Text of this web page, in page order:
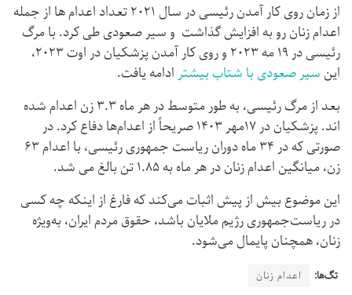
از زمان روی کار آمدن رئیسی در سال ۲۰۲۱ تعداد اعدام ها از جمله
اعدام زنان رو به افزایش گذاشت و سیر صعودی طی کرد. با مرگ
رئيسی در ۱۹ مه ۲۰۲۳ و روی کار آمدن پزشکیان در اوت ۲۰۲۳،
این سیر صعودی با شتاب بیشتر ادامه یافت.
بعد از مرگ رئیسی، به طور متوسط در هر ماه ۳.۳ زن اعدام شده
اند. پزشکیان در ۱۷مهر ۱۴۰۳ صریحاً از اعدام‌ها دفاع کرد. در
صورتی که در ۳۴ ماه دوران ریاست جمهوری رئیسی، با اعدام ۶۳
زن، میانگین اعدام زنان در هر ماه به ۱.۸۵ تن بالغ می شد.
این موضوع بیش از پیش اثبات می‌کند که فارغ از اینکه چه کسی
در ریاست‌جمهوری رژیم ملایان باشد، حقوق مردم ایران، به‌ویژه
زنان، همچنان پایمال می‌شود.
تگ‌ها: اعدام زنان